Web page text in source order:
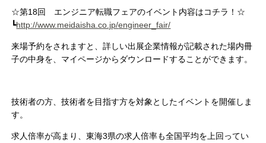
☆第18回 エンジニア転職フェアのイベント内容はコチラ！☆
┗http://www.meidaisha.co.jp/engineer_fair/
来場予約をされますと、詳しい出展企業情報が記載された場内冊
子の中身を、 マイページからダウンロードすることができます。
技術者の方、技術者を目指す方を対象としたイベントを開催しま
す。
求人倍率が高まり、東海3県の求人倍率も全国平均を上回ってい